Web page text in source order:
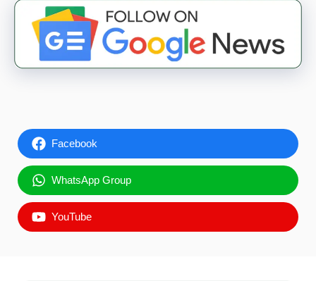
Facebook
WhatsApp Group
YouTube